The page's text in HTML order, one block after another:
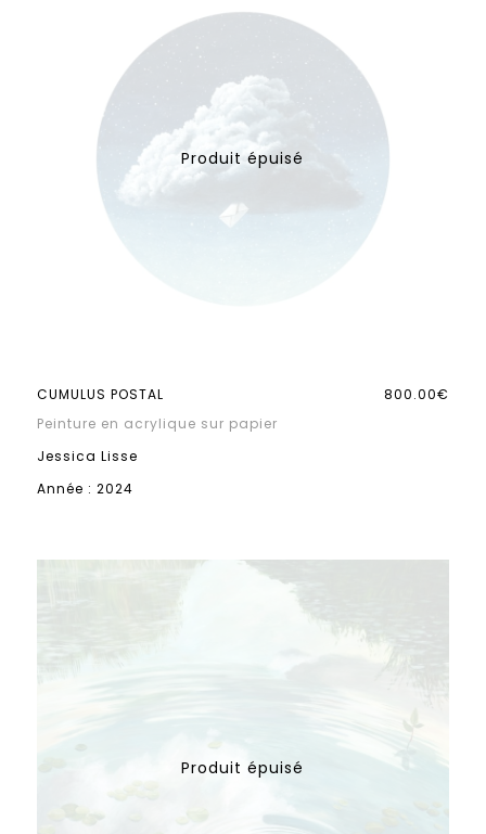
CUMULUS POSTAL
Peinture en acrylique sur papier
Jessica Lisse
Année : 2024
800.00€